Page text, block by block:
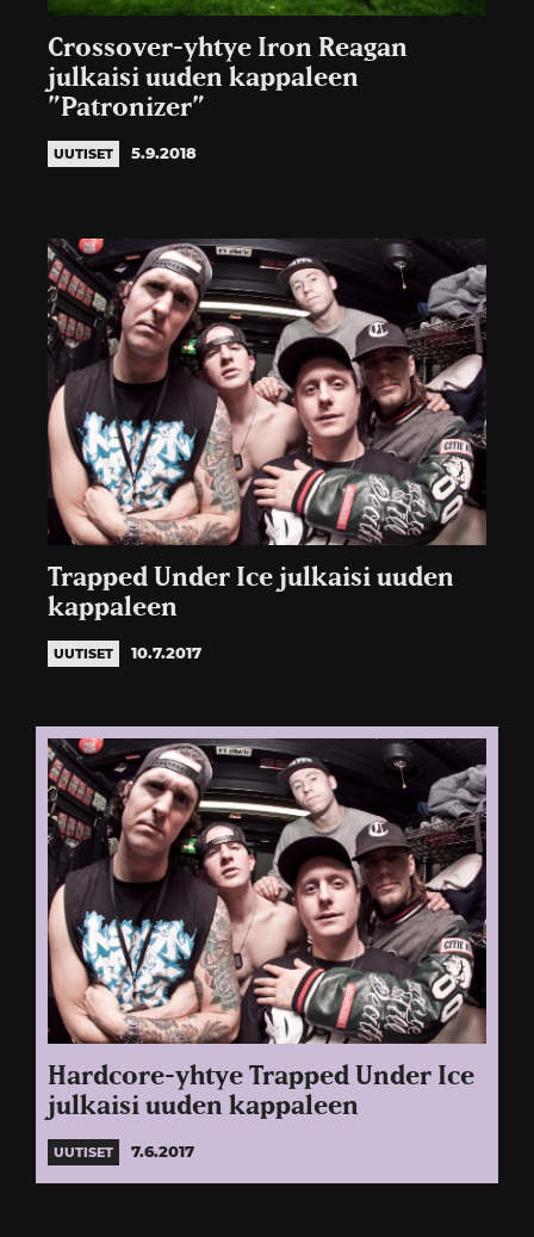
Crossover-yhtye Iron Reagan
julkaisi uuden kappaleen
”Patronizer”
UUTISET 5.9.2018
Trapped Under Ice julkaisi uuden
kappaleen
UUTISET 10.7.2017
Hardcore-yhtye Trapped Under Ice
julkaisi uuden kappaleen
UUTISET 7.6.2017